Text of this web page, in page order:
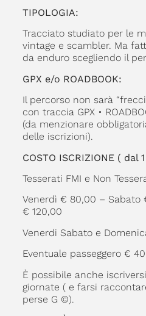
TIPOLOGIA:
Tracciato studiato per le
vintage e scambler. Ma
da enduro scegliendo il
GPX e/o ROADBOOK:
Il percorso non sarà
con traccia GPX •
(da menzionare
delle iscrizioni).
COSTO ISCRIZIONE ( dal
Tesserati FMI e Non
Venerdì € 80,00 – Sabato
€ 120,00
Venerdi Sabato e
Eventuale passeggero €
È possibile anche
giornate ( e farsi
perse G ©).